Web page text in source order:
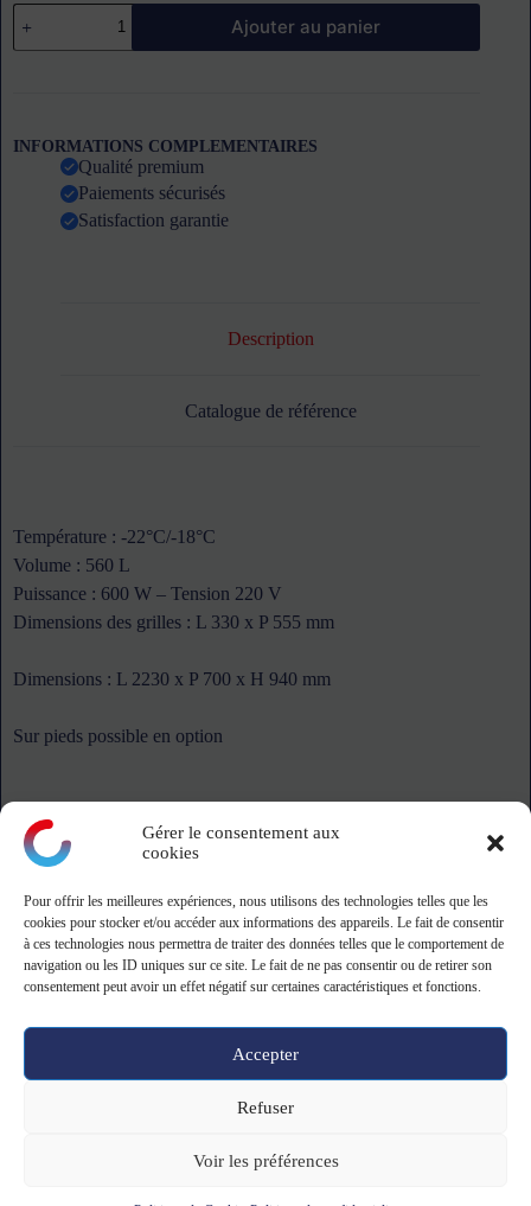
Gérer le consentement aux
cookies
Pour offrir les meilleures expériences, nous utilisons des technologies telles que les
cookies pour stocker et/ou accéder aux informations des appareils. Le fait de consentir
à ces technologies nous permettra de traiter des données telles que le comportement de
navigation ou les ID uniques sur ce site. Le fait de ne pas consentir ou de retirer son
consentement peut avoir un effet négatif sur certaines caractéristiques et fonctions.
Accepter
Refuser
Voir les préférences
quantité
de
Meuble
GN
ATOSA
Ajouter au panier
INFORMATIONS COMPLEMENTAIRES
Qualité premium
Paiements sécurisés
Satisfaction garantie
Description
Catalogue de référence
Température : -22°C/-18°C
Volume : 560 L
Puissance : 600 W – Tension 220 V
Dimensions des grilles : L 330 x P 555 mm
Dimensions : L 2230 x P 700 x H 940 mm
Sur pieds possible en option
montagne
ZA Le Danjon - 18110 Saint-Eloy-de-Guy
Tel: 02 19 23 13 39 - 9h-12h/13h30-17h
Copyright © 2026 -CGV CGU-Mentions légales&Politique de
confidentialité